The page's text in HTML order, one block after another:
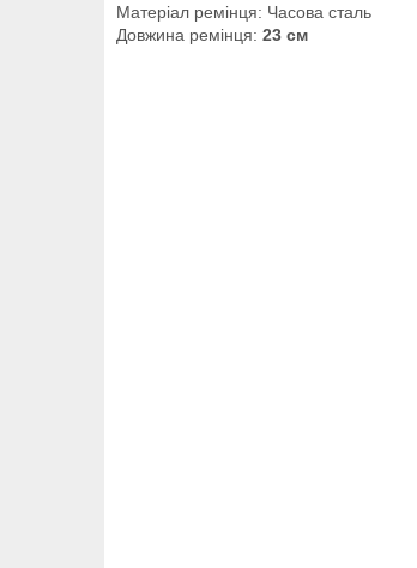
Матеріал ремінця: Часова сталь
Довжина ремінця: 23 см